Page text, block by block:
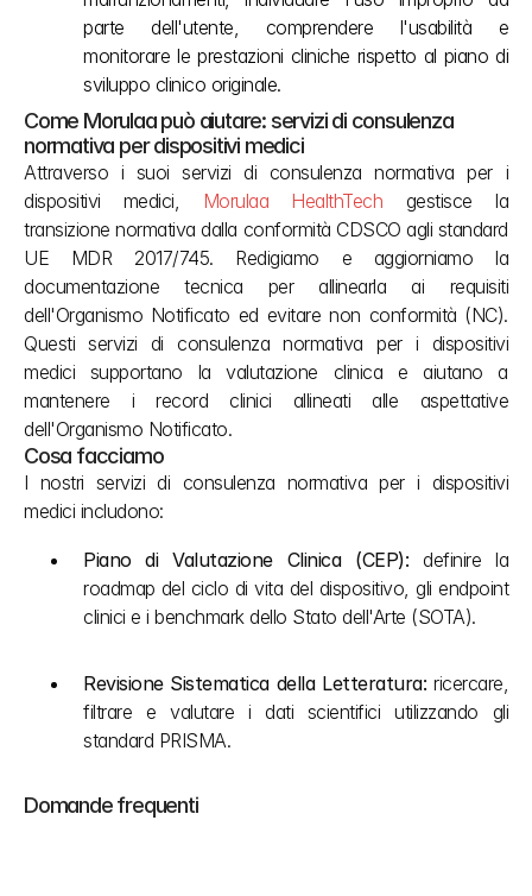
parte dell'utente, comprendere l'usabilità e
monitorare le prestazioni cliniche rispetto al piano di
sviluppo clinico originale.
Come Morulaa può aiutare: servizi di consulenza
normativa per dispositivi medici
Attraverso i suoi servizi di consulenza normativa per i
dispositivi medici, Morulaa HealthTech gestisce la
transizione normativa dalla conformità CDSCO agli standard
UE MDR 2017/745. Redigiamo e aggiorniamo la
documentazione tecnica per allinearla ai requisiti
dell'Organismo Notificato ed evitare non conformità (NC).
Questi servizi di consulenza normativa per i dispositivi
medici supportano la valutazione clinica e aiutano a
mantenere i record clinici allineati alle aspettative
dell'Organismo Notificato.
Cosa facciamo
I nostri servizi di consulenza normativa per i dispositivi
medici includono:
Piano di Valutazione Clinica (CEP): definire la
roadmap del ciclo di vita del dispositivo, gli endpoint
clinici e i benchmark dello Stato dell'Arte (SOTA).
Revisione Sistematica della Letteratura: ricercare,
filtrare e valutare i dati scientifici utilizzando gli
standard PRISMA.
Domande frequenti